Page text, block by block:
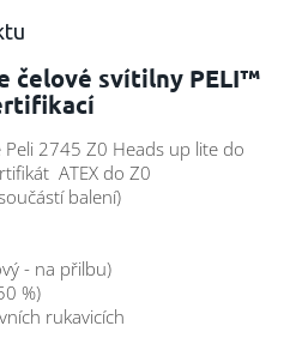
čelové svítilny PELI™
Peli 2745 Z0 Heads up lite do
ATEX do Z0
balení)
- na přilbu)
%)
rukavicích